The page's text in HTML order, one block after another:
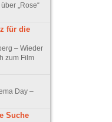
„Rose“
für die
– Wieder
zum Film
Day –
Suche